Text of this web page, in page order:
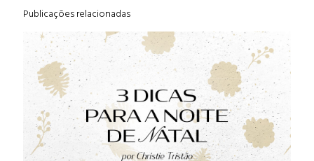
Publicações relacionadas